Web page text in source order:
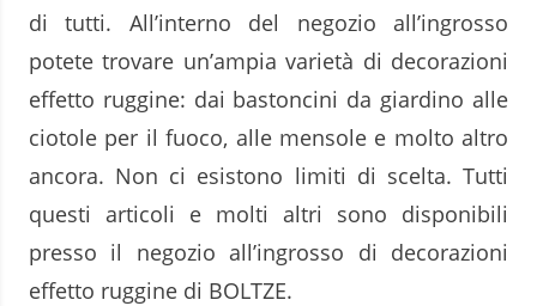
di tutti. All’interno del negozio all’ingrosso
potete trovare un’ampia varietà di decorazioni
effetto ruggine: dai bastoncini da giardino alle
ciotole per il fuoco, alle mensole e molto altro
ancora. Non ci esistono limiti di scelta. Tutti
questi articoli e molti altri sono disponibili
presso il negozio all’ingrosso di decorazioni
effetto ruggine di BOLTZE.